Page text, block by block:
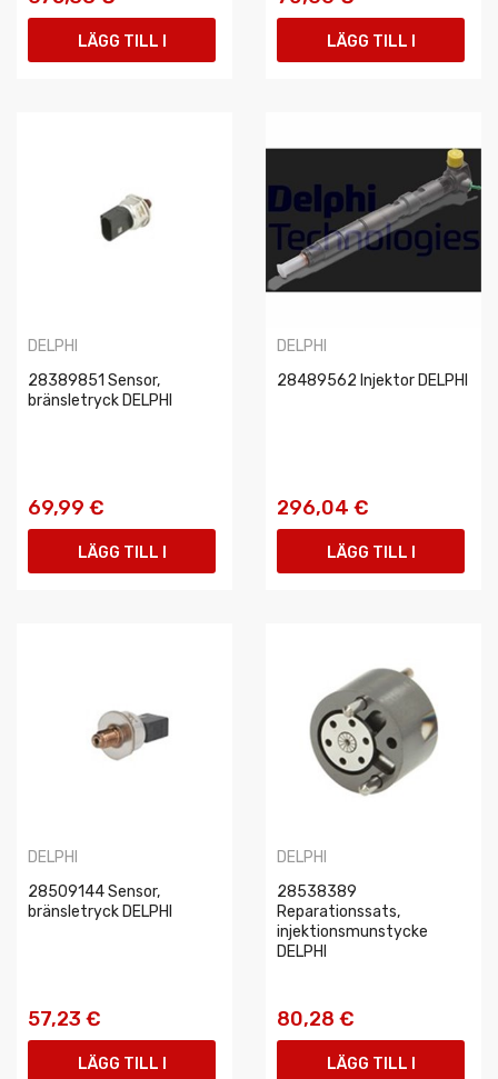
LÄGG TILL I LÄGG TILL I
DELPHI
28389851 Sensor,
bränsletryck DELPHI
69,99 €
LÄGG TILL I
DELPHI
28489562 Injektor DELPHI
296,04 €
LÄGG TILL I
DELPHI
28509144 Sensor,
bränsletryck DELPHI
57,23 €
LÄGG TILL I
DELPHI
28538389
Reparationssats,
injektionsmunstycke
DELPHI
80,28 €
LÄGG TILL I